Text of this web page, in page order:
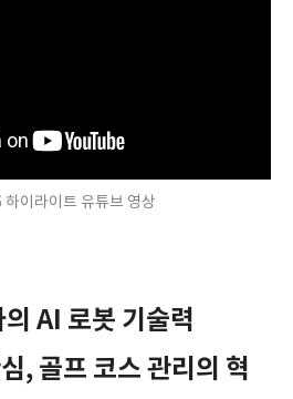
이라이트 유튜브 영상
AI 로봇 기술력
, 골프 코스 관리의 혁